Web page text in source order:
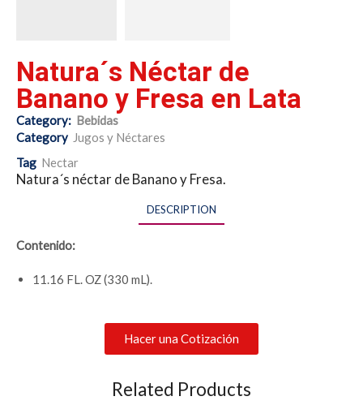
Natura´s Néctar de
Banano y Fresa en Lata
Category: Bebidas
Category Jugos y Néctares
Tag Nectar
Natura´s néctar de Banano y Fresa.
DESCRIPTION
Contenido:
11.16 FL. OZ (330 mL).
Hacer una Cotización
Related Products